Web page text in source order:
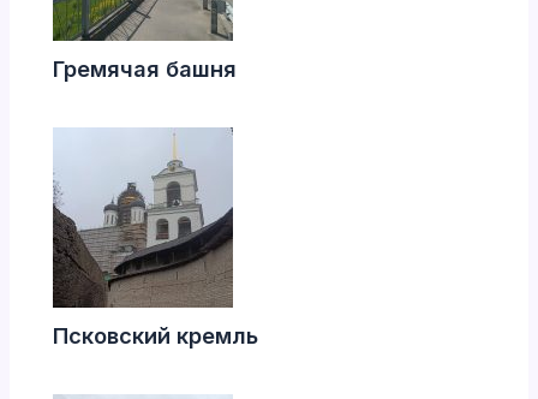
Гремячая башня
Псковский кремль